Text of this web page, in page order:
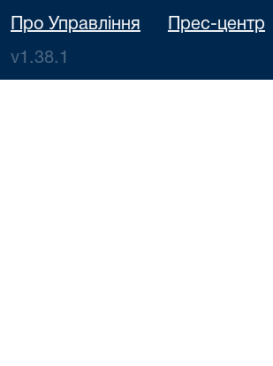
Про Управління Прес-центр
v1.38.1